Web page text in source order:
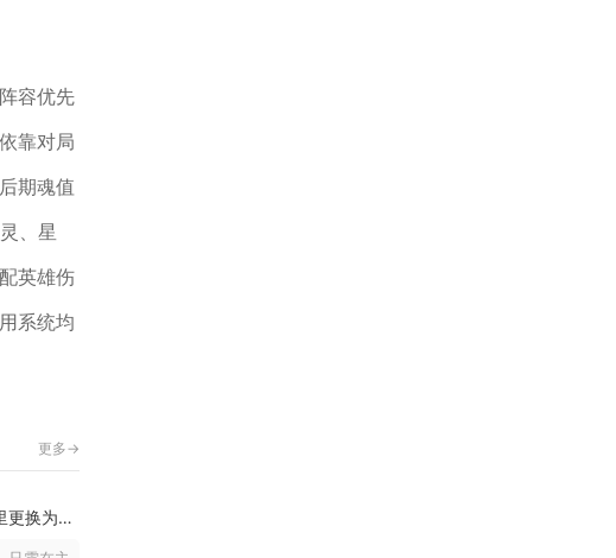
容优先
靠对局
期魂值
、星
英雄伤
系统均
更多->
怎样在三国志战略版里更换为五峰阵形